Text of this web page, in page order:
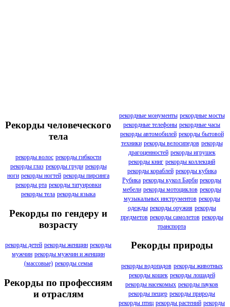
Рекорды человеческого
тела
рекорды волос рекорды гибкости
рекорды глаз рекорды груди рекорды
ноги рекорды ногтей рекорды пирсинга
рекорды рта рекорды татуировки
рекорды тела рекорды языка
Рекорды по гендеру и
возрасту
рекорды детей рекорды женщин рекорды
мужчин рекорды мужчин и женщин
(массовые) рекорды семья
Рекорды по профессиям
и отраслям
рекордные монументы рекордные мосты
рекордные телефоны рекордные часы
рекорды автомобилей рекорды бытовой
техники рекорды велосипедов рекорды
драгоценностей рекорды игрушек
рекорды книг рекорды коллекций
рекорды кораблей рекорды кубика
Рубика рекорды кукол Барби рекорды
мебели рекорды мотоциклов рекорды
музыкальных инструментов рекорды
одежды рекорды оружия рекорды
предметов рекорды самолетов рекорды
транспорта
Рекорды природы
рекорды водопадов рекорды животных
рекорды кошек рекорды лошадей
рекорды насекомых рекорды пауков
рекорды пещер рекорды природы
рекорды птиц рекорды растений рекорды